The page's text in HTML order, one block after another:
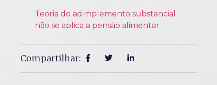
Teoria do adimplemento substancial
não se aplica a pensão alimentar
Compartilhar: